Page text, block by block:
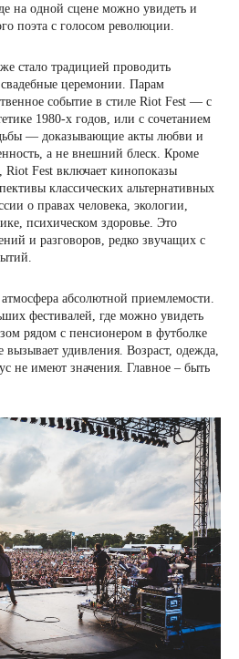
на одной сцене можно увидеть и
поэта с голосом революции.
стало традицией проводить
церемонии. Парам
событие в стиле Riot Fest — с
1980-х годов, или с сочетанием
— доказывающие акты любви и
а не внешний блеск. Кроме
Fest включает кинопоказы
классических альтернативных
о правах человека, экологии,
психическом здоровье. Это
и разговоров, редко звучащих с
абсолютной приемлемости.
фестивалей, где можно увидеть
рядом с пенсионером в футболке
удивления. Возраст, одежда,
не имеют значения. Главное – быть